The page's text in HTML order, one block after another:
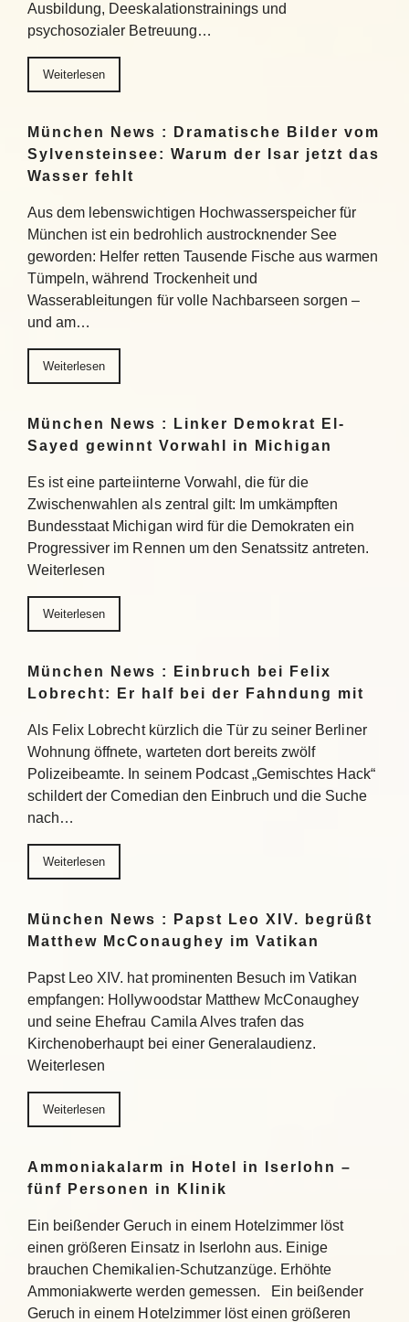
Ausbildung, Deeskalationstrainings und
psychosozialer Betreuung…
Weiterlesen
München News : Dramatische Bilder vom
Sylvensteinsee: Warum der Isar jetzt das
Wasser fehlt
Aus dem lebenswichtigen Hochwasserspeicher für
München ist ein bedrohlich austrocknender See
geworden: Helfer retten Tausende Fische aus warmen
Tümpeln, während Trockenheit und
Wasserableitungen für volle Nachbarseen sorgen –
und am…
Weiterlesen
München News : Linker Demokrat El-
Sayed gewinnt Vorwahl in Michigan
Es ist eine parteiinterne Vorwahl, die für die
Zwischenwahlen als zentral gilt: Im umkämpften
Bundesstaat Michigan wird für die Demokraten ein
Progressiver im Rennen um den Senatssitz antreten.
Weiterlesen
Weiterlesen
München News : Einbruch bei Felix
Lobrecht: Er half bei der Fahndung mit
Als Felix Lobrecht kürzlich die Tür zu seiner Berliner
Wohnung öffnete, warteten dort bereits zwölf
Polizeibeamte. In seinem Podcast „Gemischtes Hack“
schildert der Comedian den Einbruch und die Suche
nach…
Weiterlesen
München News : Papst Leo XIV. begrüßt
Matthew McConaughey im Vatikan
Papst Leo XIV. hat prominenten Besuch im Vatikan
empfangen: Hollywoodstar Matthew McConaughey
und seine Ehefrau Camila Alves trafen das
Kirchenoberhaupt bei einer Generalaudienz.
Weiterlesen
Weiterlesen
Ammoniakalarm in Hotel in Iserlohn –
fünf Personen in Klinik
Ein beißender Geruch in einem Hotelzimmer löst
einen größeren Einsatz in Iserlohn aus. Einige
brauchen Chemikalien-Schutzanzüge. Erhöhte
Ammoniakwerte werden gemessen. Ein beißender
Geruch in einem Hotelzimmer löst einen größeren